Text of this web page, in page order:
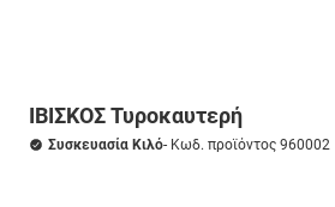
ΙΒΙΣΚΟΣ Τυροκαυτερή
Συσκευασία Κιλό- Κωδ. προϊόντος 960002